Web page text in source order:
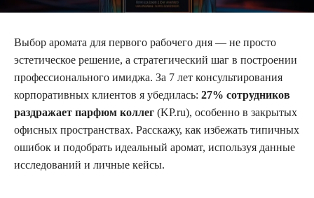
Выбор аромата для первого рабочего дня — не просто
эстетическое решение, а стратегический шаг в построении
профессионального имиджа. За 7 лет консультирования
корпоративных клиентов я убедилась: 27% сотрудников
раздражает парфюм коллег (KP.ru), особенно в закрытых
офисных пространствах. Расскажу, как избежать типичных
ошибок и подобрать идеальный аромат, используя данные
исследований и личные кейсы.